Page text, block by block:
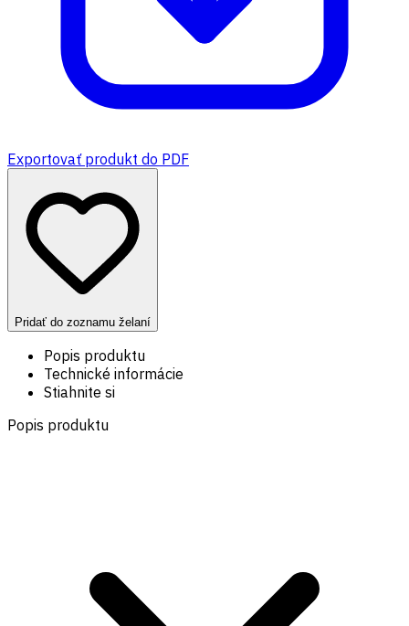
Exportovať produkt do PDF
Pridať do zoznamu želaní
Popis produktu
Technické informácie
Stiahnite si
Popis produktu